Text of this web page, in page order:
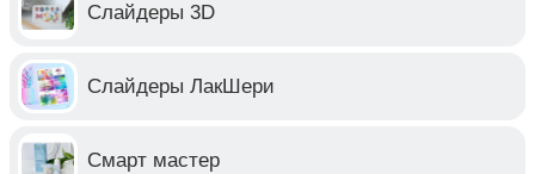
Слайдеры 3D
Слайдеры ЛакШери
Смарт мастер